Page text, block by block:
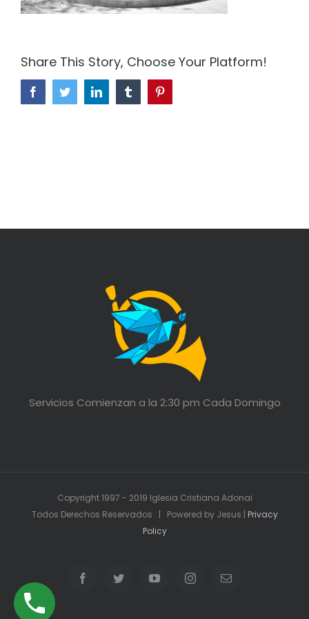
Share This Story, Choose Your Platform!
FacebookTwitterLinkedIn Tumblr
Servicios Comienzan a la 2:30 pm Cada Domingo
Copyright 1997 - 2019 Iglesia Cristiana Adonai
Todos Derechos Reservados | Powered by Jesus | Privacy
Policy
FacebookTwitter YouTubeInstagramEmail